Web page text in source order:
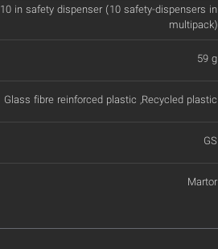
10 in safety dispenser (10 safety-dispensers in
multipack)
59 g
Glass fibre reinforced plastic ,Recycled plastic
GS
Martor